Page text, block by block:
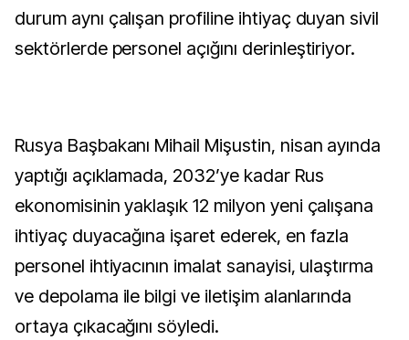
durum aynı çalışan profiline ihtiyaç duyan sivil
sektörlerde personel açığını derinleştiriyor.
Rusya Başbakanı Mihail Mişustin, nisan ayında
yaptığı açıklamada, 2032’ye kadar Rus
ekonomisinin yaklaşık 12 milyon yeni çalışana
ihtiyaç duyacağına işaret ederek, en fazla
personel ihtiyacının imalat sanayisi, ulaştırma
ve depolama ile bilgi ve iletişim alanlarında
ortaya çıkacağını söyledi.